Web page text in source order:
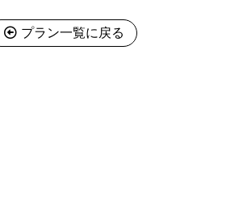
プラン一覧に戻る